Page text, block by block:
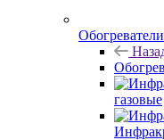
Обогреватели
газовые